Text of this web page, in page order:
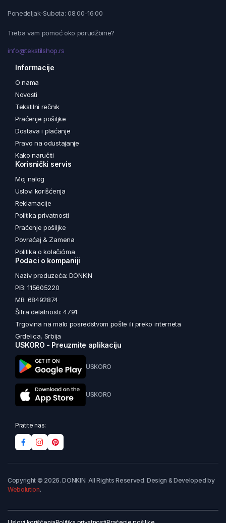
Ponedeljak-Subota: 08:00-16:00
Treba vam pomoć oko porudžbine?
info@tekstilshop.rs
Informacije
O nama
Novosti
Tekstilni rečnik
Praćenje pošiljke
Dostava i plaćanje
Pravo na odustajanje
Kako naručiti
Korisnički servis
Moj nalog
Uslovi korišćenja
Reklamacije
Politika privatnosti
Praćenje pošiljke
Povraćaj & Zamena
Politika o kolačićima
Podaci o kompaniji
Naziv preduzeća: DONKIN
PIB: 115605220
MB: 68492874
Šifra delatnosti: 4791
Trgovina na malo posredstvom pošte ili preko interneta
Grdelica, Srbija
USKORO - Preuzmite aplikaciju
USKORO
USKORO
Pratite nas:
Copyright © 2026. DONKIN. All Rights Reserved. Design & Developed by
Webolution.